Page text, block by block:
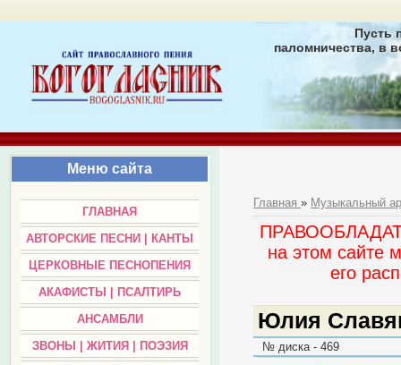
Пусть
паломничества, в
Меню сайта
ГЛАВНАЯ
АВТОРСКИЕ ПЕСНИ | КАНТЫ
ЦЕРКОВНЫЕ ПЕСНОПЕНИЯ
АКАФИСТЫ | ПСАЛТИРЬ
АНСАМБЛИ
ЗВОНЫ | ЖИТИЯ | ПОЭЗИЯ
Главная» Музыкальный
на этом сайте
его
Юлия
№ диска - 469